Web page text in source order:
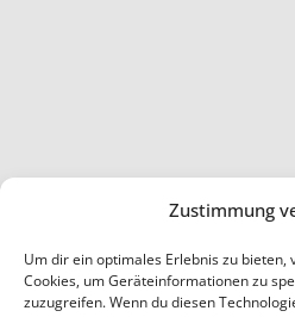
Zustimmung
Um dir ein optimales Erlebnis zu bieten,
Cookies, um Geräteinformationen zu
zuzugreifen. Wenn du diesen
Startseite/Allgemein/